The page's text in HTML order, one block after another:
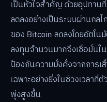
เป็นหัวใจสำคัญ ด้วยอุปทาน
ลดลงอย่างเป็นระบบผ่านกล
ของ Bitcoin ลดลงโดยอัตโน
ลงทุนจำนวนมากจึงเชื่อมั่นใ
ป้องกันความมั่งคั่งจากการเ
เฉพาะอย่างยิ่งในช่วงเวลาที่
พุ่งสูงขึ้น